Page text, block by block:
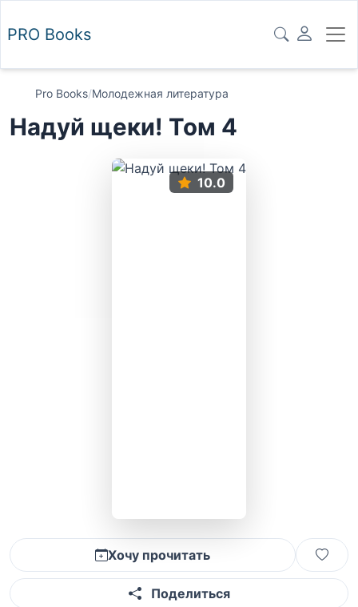
PRO Books
Pro Books/Молодежная литература
Надуй щеки! Том 4
10.0
Хочу прочитать
Поделиться